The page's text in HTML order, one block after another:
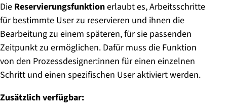
Die Reservierungsfunktionerlaubt es, Arbeitsschritte
für bestimmte User zu reservieren und ihnen die
Bearbeitung zu einem späteren, für sie passenden
Zeitpunkt zu ermöglichen. Dafür muss die Funktion
von den Prozessdesigner:innen für einen einzelnen
Schritt und einen spezifischen User aktiviert werden.
Zusätzlich verfügbar: